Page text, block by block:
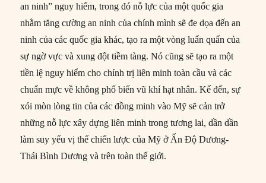
an ninh” nguy hiểm, trong đó nỗ lực của một quốc gia
nhằm tăng cường an ninh của chính mình sẽ đe dọa đến an
ninh của các quốc gia khác, tạo ra một vòng luẩn quẩn của
sự ngờ vực và xung đột tiềm tàng. Nó cũng sẽ tạo ra một
tiền lệ nguy hiểm cho chính trị liên minh toàn cầu và các
chuẩn mực về không phổ biến vũ khí hạt nhân. Kế đến, sự
xói mòn lòng tin của các đồng minh vào Mỹ sẽ cản trở
những nỗ lực xây dựng liên minh trong tương lai, dần dần
làm suy yếu vị thế chiến lược của Mỹ ở Ấn Độ Dương-
Thái Bình Dương và trên toàn thế giới.